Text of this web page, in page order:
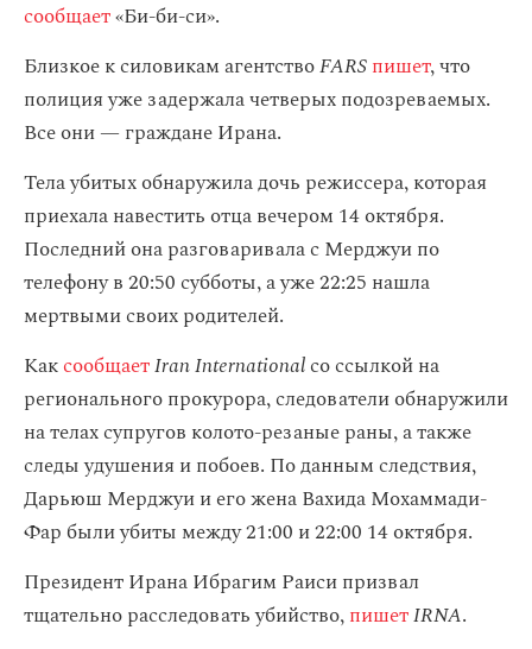
сообщает«Би-би-си».
Близкое к силовикам агентствоFARSпишет, что
полиция уже задержала четверых подозреваемых.
Все они — граждане Ирана.
Тела убитых обнаружила дочь режиссера, которая
приехала навестить отца вечером 14 октября.
Последний она разговаривала с Мерджуи по
телефону в 20:50 субботы, а уже 22:25 нашла
мертвыми своих родителей.
КаксообщаетIran Internationalсо ссылкой на
регионального прокурора, следователи обнаружили
на телах супругов колото-резаные раны, а также
следы удушения и побоев. По данным следствия,
Дарьюш Мерджуи и его жена Вахида Мохаммади-
Фар были убиты между 21:00 и 22:00 14 октября.
Президент Ирана Ибрагим Раиси призвал
тщательно расследовать убийство,пишетIRNA.